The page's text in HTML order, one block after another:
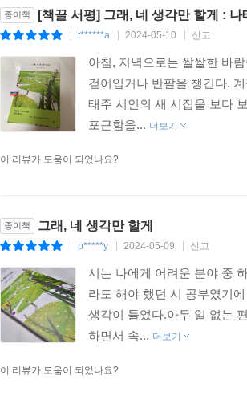
종이책 [책끌 서평] 그래, 네 생각만 할게 : 나
t******a 2024-05-10 신고
아침, 저녁으로는 쌀쌀한 바
걷어입거나 반팔을 챙긴다.
태주 시인의 새 시집을 보다
포근함을... 더보기
이 리뷰가 도움이 되었나요?
종이책 그래, 네 생각만 할게
p*****y 2024-05-09 신고
시는 나에게 어려운 분야 중
라도 해야 했던 시 공부였기
생각이 들었다.아무 일 없는
하면서 속... 더보기
이 리뷰가 도움이 되었나요?